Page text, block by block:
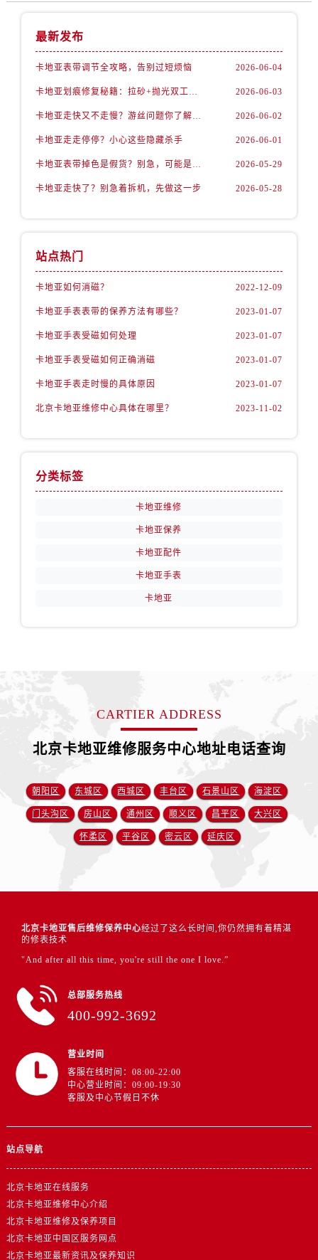
最新发布
卡地亚表带调节全攻略，告别过短烦恼 2026-06-04
2026-06-03
2026-06-02
卡地亚走走停停？小心这些隐藏杀手 2026-06-01
2026-05-29
卡地亚走快了？别急着拆机，先做这一步 2026-05-28
站点热门
卡地亚如何消磁？ 2022-12-09
卡地亚手表表带的保养方法有哪些？ 2023-01-07
卡地亚手表受磁如何处理 2023-01-07
卡地亚手表受磁如何正确消磁 2023-01-07
卡地亚手表走时慢的具体原因 2023-01-07
北京卡地亚维修中心具体在哪里？ 2023-11-02
分类标签
卡地亚维修
卡地亚保养
卡地亚配件
卡地亚手表
卡地亚
CARTIER ADDRESS
北京卡地亚维修服务中心地址电话查询
朝阳区 东城区 西城区 丰台区 石景山区 海淀区
门头沟区 房山区 通州区 顺义区 昌平区 大兴区
怀柔区 平谷区 密云区 延庆区
北京卡地亚售后维修保养中心经过了这么长时间,你仍然拥有着精湛
的修表技术
"And after all this time, you're still the one I love.”
总部服务热线
400-992-3692
营业时间
客服在线时间：08:00-22:00
中心营业时间：09:00-19:30
客服及中心节假日不休
站点导航
北京卡地亚在线服务
北京卡地亚维修中心介绍
北京卡地亚维修及保养项目
北京卡地亚中国区服务网点
北京卡地亚最新资讯及保养知识